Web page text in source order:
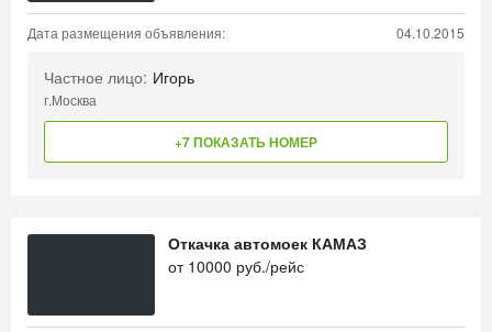
Дата размещения объявления: 04.10.2015
Частное лицо: Игорь
г.Москва
+7 ПОКАЗАТЬ НОМЕР
Откачка автомоек КАМАЗ
от 10000 руб./рейс